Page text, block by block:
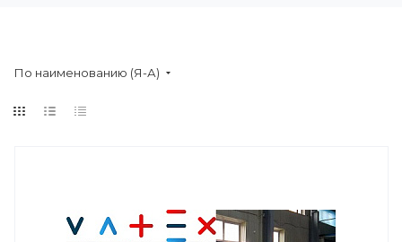
По наименованию (Я-А)